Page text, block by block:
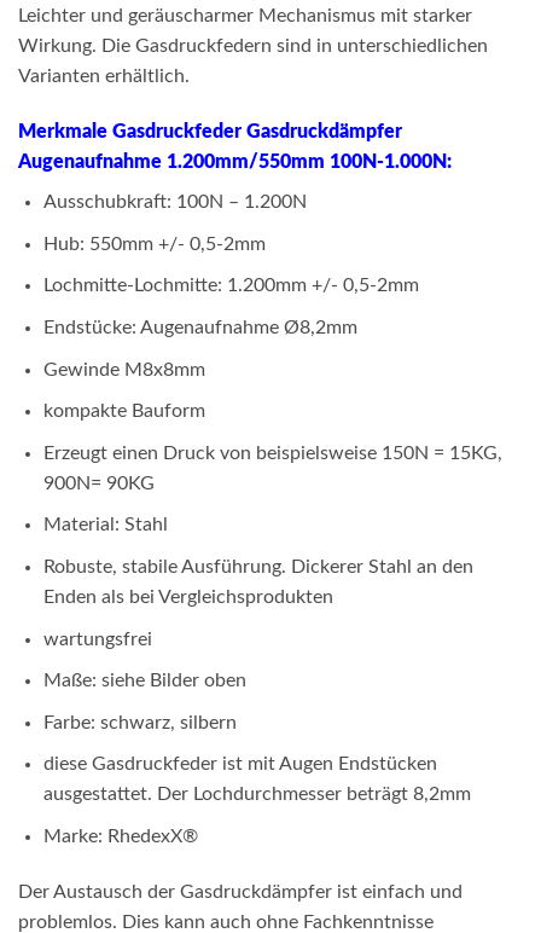
Leichter und geräuscharmer Mechanismus mit starker
Wirkung. Die Gasdruckfedern sind in unterschiedlichen
Varianten erhältlich.
Merkmale Gasdruckfeder Gasdruckdämpfer
Augenaufnahme 1.200mm/550mm 100N-1.000N:
Ausschubkraft: 100N – 1.200N
Hub: 550mm +/- 0,5-2mm
Lochmitte-Lochmitte: 1.200mm +/- 0,5-2mm
Endstücke: Augenaufnahme Ø8,2mm
Gewinde M8x8mm
kompakte Bauform
Erzeugt einen Druck von beispielsweise 150N = 15KG,
900N= 90KG
Material: Stahl
Robuste, stabile Ausführung. Dickerer Stahl an den
Enden als bei Vergleichsprodukten
wartungsfrei
Maße: siehe Bilder oben
Farbe: schwarz, silbern
diese Gasdruckfeder ist mit Augen Endstücken
ausgestattet. Der Lochdurchmesser beträgt 8,2mm
Marke: RhedexX®
Der Austausch der Gasdruckdämpfer ist einfach und
problemlos. Dies kann auch ohne Fachkenntnisse